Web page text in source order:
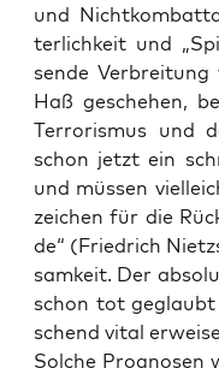
und
ter­lich­keit und
sen­de
Haß gesche­hen,
Ter­ro­ris­mus und
schon jetzt ein
und müs­sen
zei­chen für die
de“ (Fried­rich
sam­keit. Der
schon tot
schend vital
Sol­che Pro­gno­sen